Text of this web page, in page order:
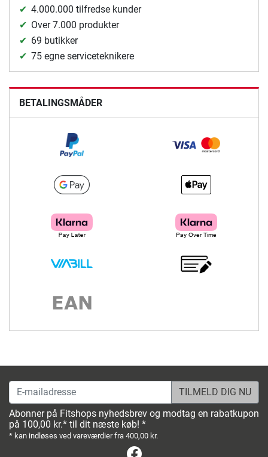
4.000.000 tilfredse kunder
Over 7.000 produkter
69 butikker
75 egne serviceteknikere
BETALINGSMÅDER
E-mailadresse
Abonner på Fitshops nyhedsbrev og modtag en rabatkupon
på 100,00 kr.* til dit næste køb! *
* kan indløses ved vareværdier fra 400,00 kr.